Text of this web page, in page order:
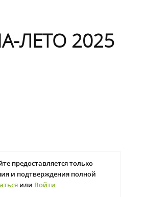
ЛЕТО 2025
предоставляется только
и подтверждения полной
или Войти